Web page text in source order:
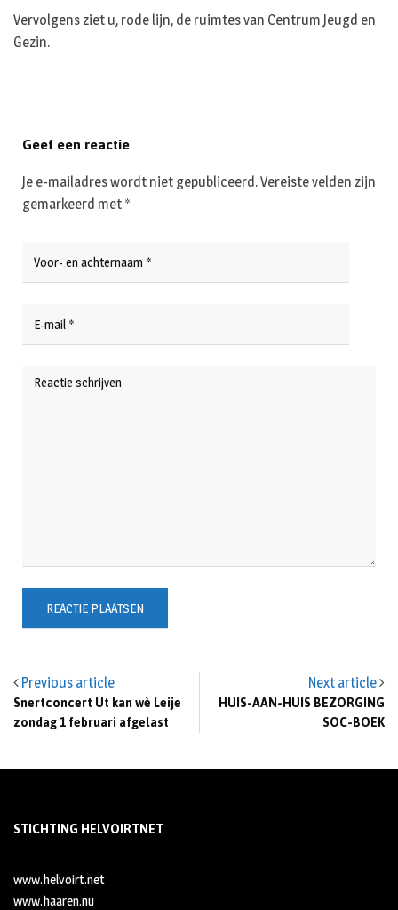
Vervolgens ziet u, rode lijn, de ruimtes van Centrum Jeugd en
Gezin.
Previous article
Snertconcert Ut kan wè Leije
zondag 1 februari afgelast
Next article
HUIS-AAN-HUIS BEZORGING
SOC-BOEK
Geef een reactie
Je e-mailadres wordt niet gepubliceerd.Vereiste velden zijn
gemarkeerd met *
STICHTING HELVOIRTNET
www.helvoirt.net
www.haaren.nu